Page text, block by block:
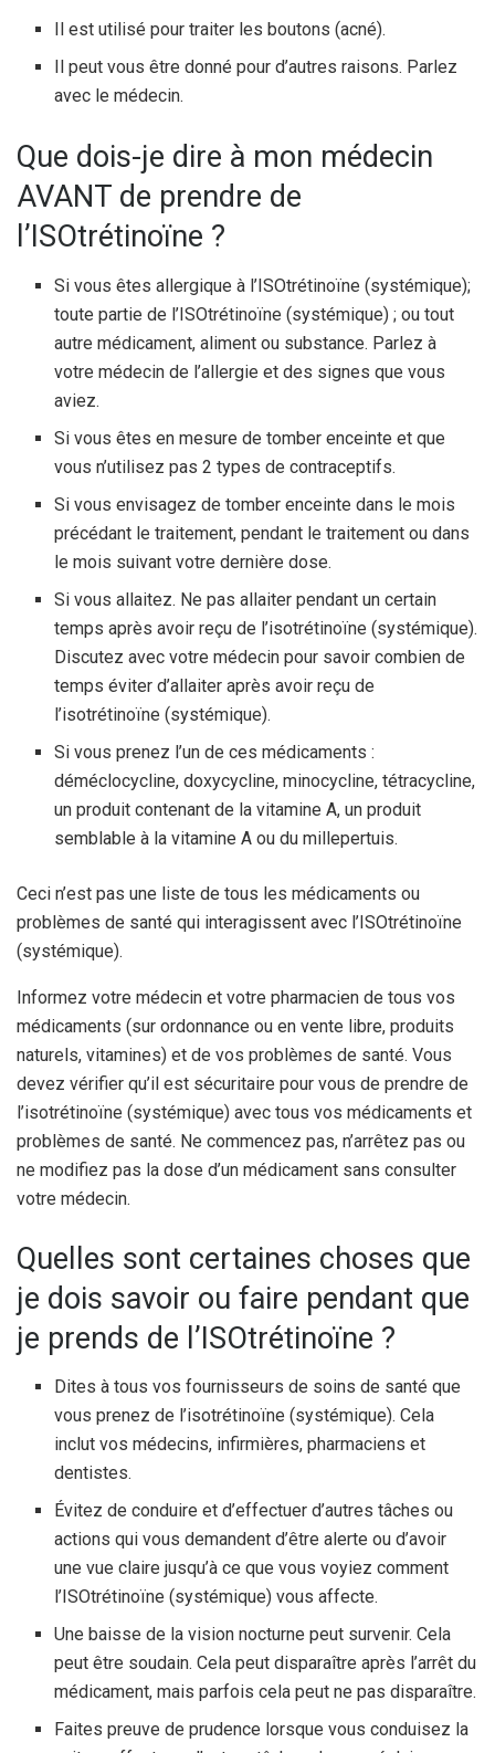
Il est utilisé pour traiter les boutons (acné).
Il peut vous être donné pour d’autres raisons. Parlez
avec le médecin.
Que dois-je dire à mon médecin
AVANT de prendre de
l’ISOtrétinoïne ?
Si vous êtes allergique à l’ISOtrétinoïne (systémique);
toute partie de l’ISOtrétinoïne (systémique) ; ou tout
autre médicament, aliment ou substance. Parlez à
votre médecin de l’allergie et des signes que vous
aviez.
Si vous êtes en mesure de tomber enceinte et que
vous n’utilisez pas 2 types de contraceptifs.
Si vous envisagez de tomber enceinte dans le mois
précédant le traitement, pendant le traitement ou dans
le mois suivant votre dernière dose.
Si vous allaitez. Ne pas allaiter pendant un certain
temps après avoir reçu de l’isotrétinoïne (systémique).
Discutez avec votre médecin pour savoir combien de
temps éviter d’allaiter après avoir reçu de
l’isotrétinoïne (systémique).
Si vous prenez l’un de ces médicaments :
déméclocycline, doxycycline, minocycline, tétracycline,
un produit contenant de la vitamine A, un produit
semblable à la vitamine A ou du millepertuis.
Ceci n’est pas une liste de tous les médicaments ou
problèmes de santé qui interagissent avec l’ISOtrétinoïne
(systémique).
Informez votre médecin et votre pharmacien de tous vos
médicaments (sur ordonnance ou en vente libre, produits
naturels, vitamines) et de vos problèmes de santé. Vous
devez vérifier qu’il est sécuritaire pour vous de prendre de
l’isotrétinoïne (systémique) avec tous vos médicaments et
problèmes de santé. Ne commencez pas, n’arrêtez pas ou
ne modifiez pas la dose d’un médicament sans consulter
votre médecin.
Quelles sont certaines choses que
je dois savoir ou faire pendant que
je prends de l’ISOtrétinoïne ?
Dites à tous vos fournisseurs de soins de santé que
vous prenez de l’isotrétinoïne (systémique). Cela
inclut vos médecins, infirmières, pharmaciens et
dentistes.
Évitez de conduire et d’effectuer d’autres tâches ou
actions qui vous demandent d’être alerte ou d’avoir
une vue claire jusqu’à ce que vous voyiez comment
l’ISOtrétinoïne (systémique) vous affecte.
Une baisse de la vision nocturne peut survenir. Cela
peut être soudain. Cela peut disparaître après l’arrêt du
médicament, mais parfois cela peut ne pas disparaître.
Faites preuve de prudence lorsque vous conduisez la